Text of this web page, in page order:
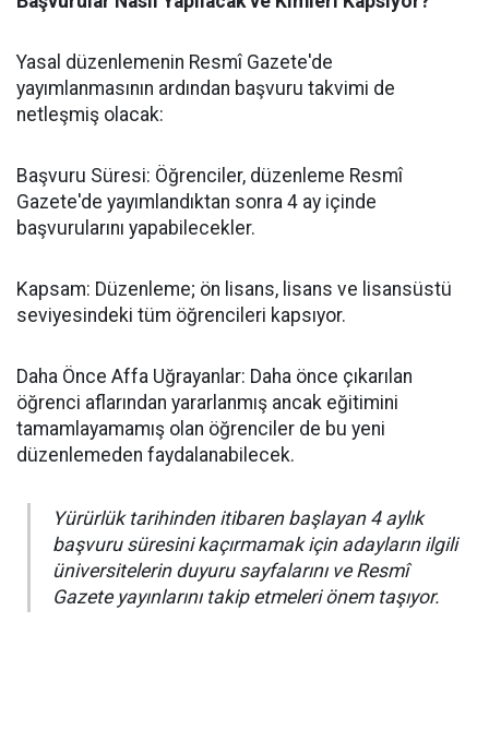
​Yasal düzenlemenin Resmî Gazete'de
yayımlanmasının ardından başvuru takvimi de
netleşmiş olacak:
​Başvuru Süresi: Öğrenciler, düzenleme Resmî
Gazete'de yayımlandıktan sonra 4 ay içinde
başvurularını yapabilecekler.
​Kapsam: Düzenleme; ön lisans, lisans ve lisansüstü
seviyesindeki tüm öğrencileri kapsıyor.
​Daha Önce Affa Uğrayanlar: Daha önce çıkarılan
öğrenci aflarından yararlanmış ancak eğitimini
tamamlayamamış olan öğrenciler de bu yeni
düzenlemeden faydalanabilecek.
Yürürlük tarihinden itibaren başlayan 4 aylık
başvuru süresini kaçırmamak için adayların ilgili
üniversitelerin duyuru sayfalarını ve Resmî
Gazete yayınlarını takip etmeleri önem taşıyor.